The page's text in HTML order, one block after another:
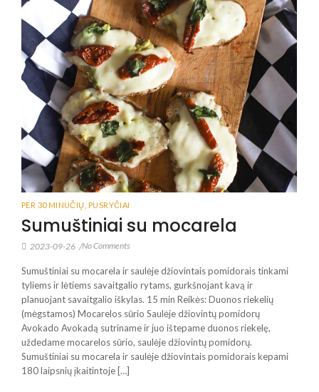
PER 30 MINUČIŲ PUSRYČIAI
Sumuštiniai su mocarela
2023-09-26 /No Comments
Sumuštiniai su mocarela ir saulėje džiovintais pomidorais tinkami
tyliems ir lėtiems savaitgalio rytams, gurkšnojant kavą ir
planuojant savaitgalio iškylas. 15 min Reikės: Duonos riekelių
(mėgstamos) Mocarelos sūrio Saulėje džiovintų pomidorų
Avokado Avokadą sutriname ir juo ištepame duonos riekelę,
uždedame mocarelos sūrio, saulėje džiovintų pomidorų.
Sumuštiniai su mocarela ir saulėje džiovintais pomidorais kepami
180 laipsnių įkaitintoje […]